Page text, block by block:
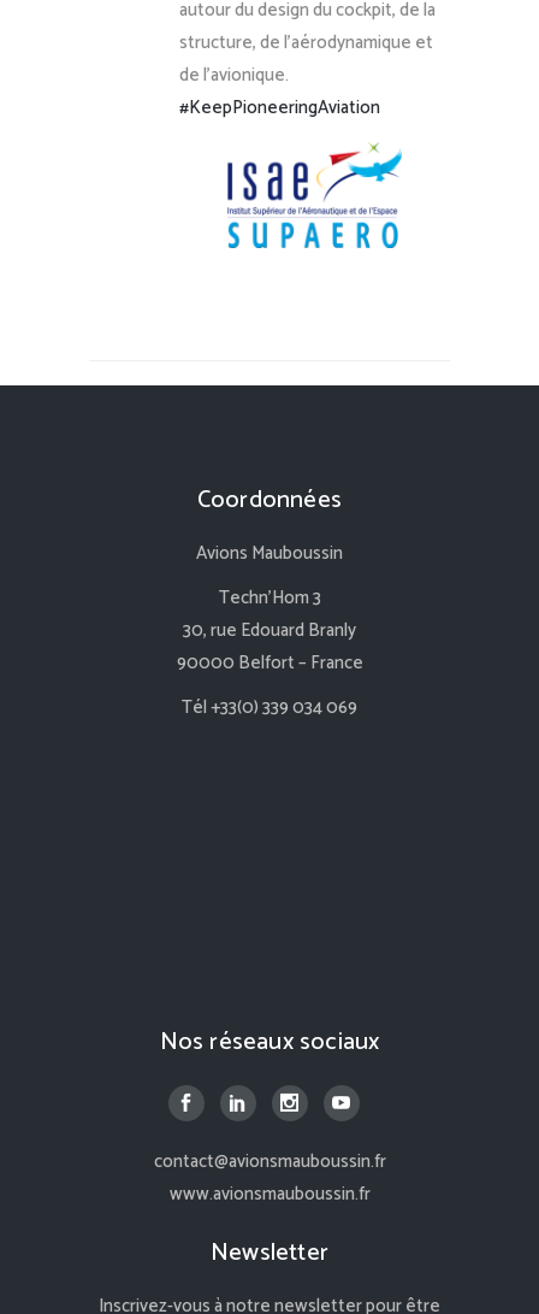
autour du design du cockpit, de la
structure, de l’aérodynamique et
de l’avionique.
#KeepPioneeringAviation
Coordonnées
Avions Mauboussin
Techn’Hom 3
30, rue Edouard Branly
90000 Belfort – France
Tél +33(0) 339 034 069
Nos réseaux sociaux
contact@avionsmauboussin.fr
www.avionsmauboussin.fr
Newsletter
Inscrivez-vous à notre newsletter pour être